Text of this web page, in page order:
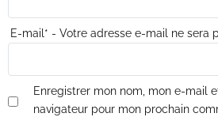
E-mail * - Votre adresse e-mail ne sera
Enregistrer mon nom, mon e-mail
navigateur pour mon prochain